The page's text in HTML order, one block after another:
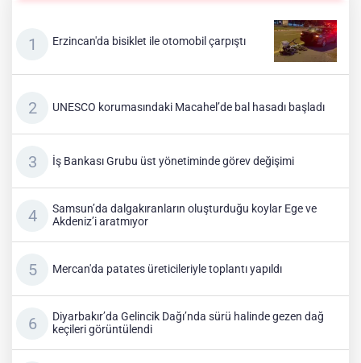
Erzincan'da bisiklet ile otomobil çarpıştı
UNESCO korumasındaki Macahel’de bal hasadı başladı
İş Bankası Grubu üst yönetiminde görev değişimi
Samsun’da dalgakıranların oluşturduğu koylar Ege ve
Akdeniz’i aratmıyor
Mercan'da patates üreticileriyle toplantı yapıldı
Diyarbakır’da Gelincik Dağı’nda sürü halinde gezen dağ
keçileri görüntülendi